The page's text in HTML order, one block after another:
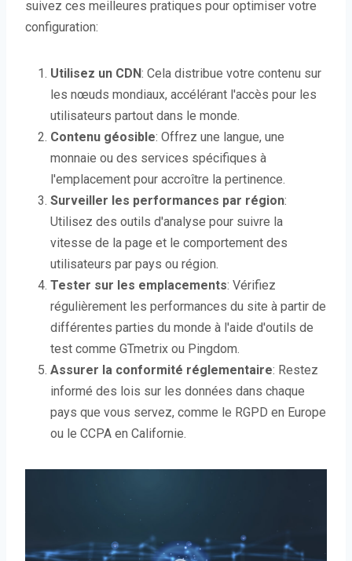
suivez ces meilleures pratiques pour optimiser votre
configuration:
Utilisez un CDN: Cela distribue votre contenu sur
les nœuds mondiaux, accélérant l'accès pour les
utilisateurs partout dans le monde.
Contenu géosible: Offrez une langue, une
monnaie ou des services spécifiques à
l'emplacement pour accroître la pertinence.
Surveiller les performances par région:
Utilisez des outils d'analyse pour suivre la
vitesse de la page et le comportement des
utilisateurs par pays ou région.
Tester sur les emplacements: Vérifiez
régulièrement les performances du site à partir de
différentes parties du monde à l'aide d'outils de
test comme GTmetrix ou Pingdom.
Assurer la conformité réglementaire: Restez
informé des lois sur les données dans chaque
pays que vous servez, comme le RGPD en Europe
ou le CCPA en Californie.